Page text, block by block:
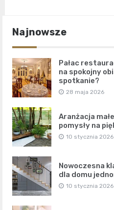
Najnowsze
Pałac
na spokojny
spotkanie?
28 maja 2026
Aranżacja
pomysły na
10 stycznia 2026
Nowoczesna
dla domu
10 stycznia 2026